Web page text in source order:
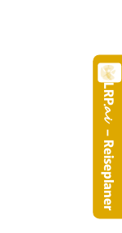
LRP
– Reiseplaner